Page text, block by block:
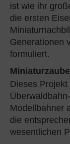
ist wie ihr
die ersten
Generationen
formuliert.
Dieses
Modellbahner
die
wesentlichen